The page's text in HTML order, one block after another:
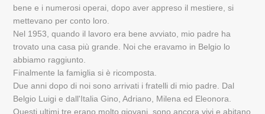
bene e i numerosi operai, dopo aver appreso il mestiere, si
mettevano per conto loro.
Nel 1953, quando il lavoro era bene avviato, mio padre ha
trovato una casa più grande. Noi che eravamo in Belgio lo
abbiamo raggiunto.
Finalmente la famiglia si è ricomposta.
Due anni dopo di noi sono arrivati i fratelli di mio padre. Dal
Belgio Luigi e dall'Italia Gino, Adriano, Milena ed Eleonora.
Questi ultimi tre erano molto giovani, sono ancora vivi e abitano